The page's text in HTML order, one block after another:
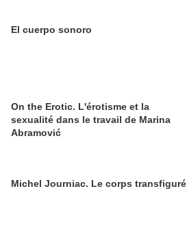
El cuerpo sonoro
On the Erotic. L'érotisme et la
sexualité dans le travail de Marina
Abramović
Michel Journiac. Le corps transfiguré